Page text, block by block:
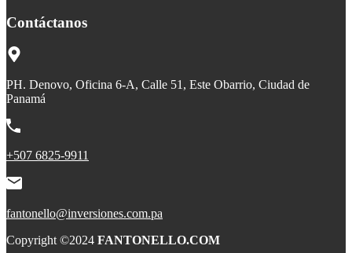
Contáctanos
PH. Denovo, Oficina 6-A, Calle 51, Este Obarrio, Ciudad de
Panamá
+507 6825-9911
fantonello@inversiones.com.pa
Copyright ©2024 FANTONELLO.COM